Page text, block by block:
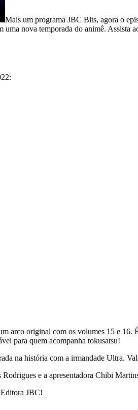
Mais um programa JBC Bits, agora o
nova temporada do animê. Assista
arco original com os volumes 15 e 16.
para quem acompanha tokusatsu!
na história com a irmandade Ultra.
e a apresentadora Chibi
Editora JBC!